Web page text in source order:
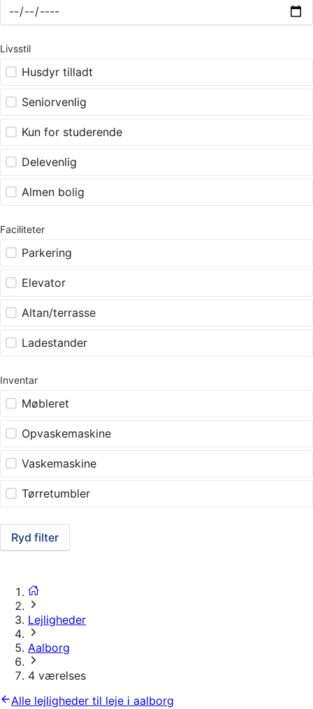
Livsstil
Husdyr tilladt
Seniorvenlig
Kun for studerende
Delevenlig
Almen bolig
Faciliteter
Parkering
Elevator
Altan/terrasse
Ladestander
Inventar
Møbleret
Opvaskemaskine
Vaskemaskine
Tørretumbler
Ryd filter
Lejligheder
Aalborg
4 værelses
Alle lejligheder til leje i aalborg